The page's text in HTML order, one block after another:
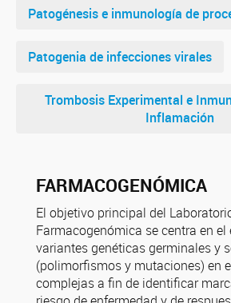
Patogénesis e inmunología de
Patogenia de infecciones virales
Trombosis Experimental e
Inflamación
FARMACOGENÓMICA
El objetivo principal del
Farmacogenómica se centra en el
variantes genéticas germinales y
(polimorfismos y mutaciones) en
complejas a fin de identificar